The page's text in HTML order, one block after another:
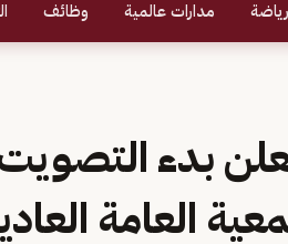
رياضة مدارات عالمية وظائف
بدء التصويت
العامة